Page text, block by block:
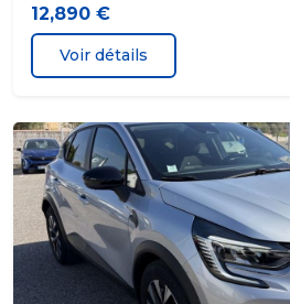
Frein de parking assisté
Harmonie Carbone foncé
Jantes alliage 16" Impulse
Kit de gonflage et de réparation
Lève-vitres électriques avec
pincement
12,890 €
Voir détails